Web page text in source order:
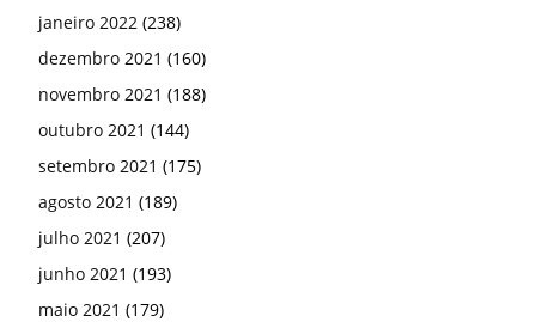
janeiro 2022 (238)
dezembro 2021 (160)
novembro 2021 (188)
outubro 2021 (144)
setembro 2021 (175)
agosto 2021 (189)
julho 2021 (207)
junho 2021 (193)
maio 2021 (179)